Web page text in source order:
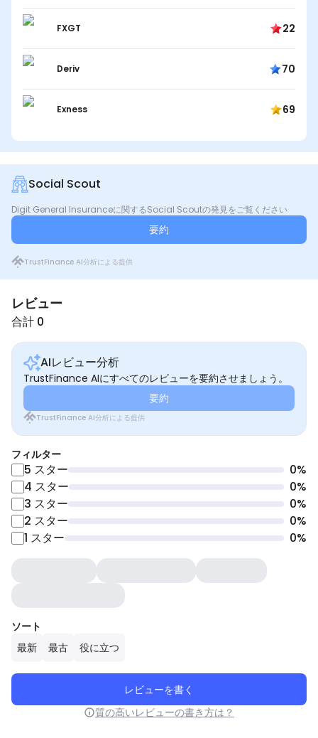
FXGT 22
Deriv 70
Exness 69
Social Scout
Digit General Insuranceに関するSocial Scoutの発見をご覧ください
要約
TrustFinance AI分析による提供
レビュー
合計 0
AIレビュー分析
TrustFinance AIにすべてのレビューを要約させましょう。
要約
TrustFinance AI分析による提供
フィルター
5 スター 0%
4 スター 0%
3 スター 0%
2 スター 0%
1 スター 0%
ソート
最新
最古 役に立つ
レビューを書く
質の高いレビューの書き方は？